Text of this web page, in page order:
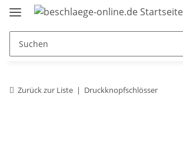
Zurück zur Liste Druckknopfschlösser